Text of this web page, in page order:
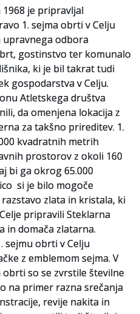
je pripravljal
1. sejma obrti v Celju
upravnega odbora
gostinstvo ter komunalo
ki je bil takrat tudi
gospodarstva v Celju.
Atletskega društva
da omenjena lokacija z
za takšno prireditev. 1.
kvadratnih metrih
prostorov z okoli 160
bi ga okrog 65.000
si je bilo mogoče
zlata in kristala, ki
pripravili Steklarna
in domača zlatarna.
sejmu obrti v Celju
z emblemom sejma. V
obrti so se zvrstile številne
na primer razna srečanja
revije nakita in